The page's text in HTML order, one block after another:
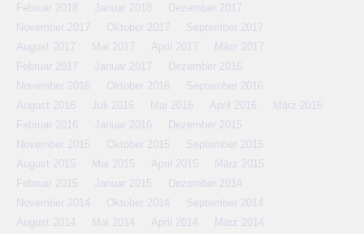
Februar 2018
Januar 2018
Dezember 2017
November 2017
Oktober 2017
September 2017
August 2017
Mai 2017 April 2017
März 2017
Februar 2017
Januar 2017
Dezember 2016
November 2016
Oktober 2016
September 2016
August 2016
Juli 2016 Mai 2016 April 2016
März 2016
Februar 2016
Januar 2016
Dezember 2015
November 2015
Oktober 2015
September 2015
August 2015
Mai 2015 April 2015
März 2015
Februar 2015
Januar 2015
Dezember 2014
November 2014
Oktober 2014
September 2014
August 2014
Mai 2014 April 2014
März 2014